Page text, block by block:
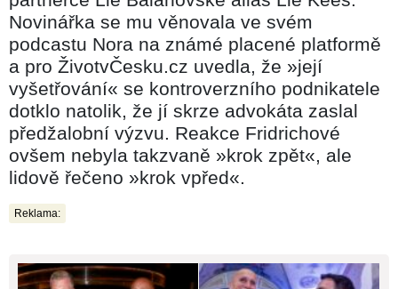
Novinářka se mu věnovala ve svém
podcastu Nora na známé placené platformě
a pro ŽivotvČesku.cz uvedla, že »její
vyšetřování« se kontroverzního podnikatele
dotklo natolik, že jí skrze advokáta zaslal
předžalobní výzvu. Reakce Fridrichové
ovšem nebyla takzvaně »krok zpět«, ale
lidově řečeno »krok vpřed«.
Reklama: